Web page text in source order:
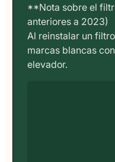
**Nota sobre el
anteriores a 2023)
Al reinstalar un
marcas blancas
elevador.